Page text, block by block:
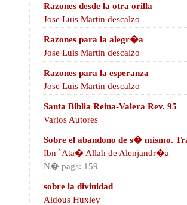
Razones desde la otra orilla
Jose Luis Martin descalzo
Razones para la alegr�a
Jose Luis Martin descalzo
Razones para la esperanza
Jose Luis Martin descalzo
Santa Biblia Reina-Valera Rev. 95
Varios Autores
Sobre el abandono de s� mismo.
Ibn `Ata� Allah de Alenjandr�a
N� pags: 159
sobre la divinidad
Aldous Huxley